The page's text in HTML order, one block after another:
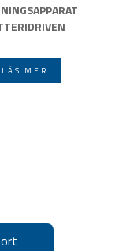
LÄS MER